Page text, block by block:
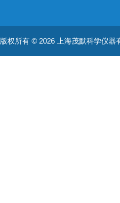
版权所有 © 2026 上海茂默科学仪